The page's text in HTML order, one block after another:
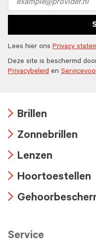
address
Lees hier ons Privacy
Deze site is beschermd
Privacybeleid en
icon
Brillen
icon
Zonnebrillen
icon
Lenzen
icon
Hoortoestellen
Service